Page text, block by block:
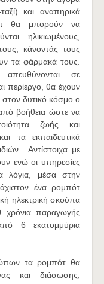
και αναπηρικά
θα μπορούν να
ηλικιωμένους,
κάνοντάς τους
τα φάρμακά τους.
σε
περίεργο, θα έχουν
δυτικό κόσμο ο
βοήθεια ώστε να
ζωής και
τα εκπαιδευτικά
. Αντίστοιχα με
ενώ οι υπηρεσίες
λόγια, μέσα στην
ένα ρομπότ
ηλεκτρική σκούπα
χρόνια παραγωγής
6 εκατομμύρια
τα ρομπότ θα
και διάσωσης,